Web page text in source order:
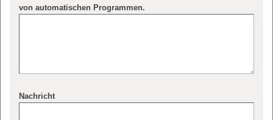
von automatischen Programmen.
Nachricht